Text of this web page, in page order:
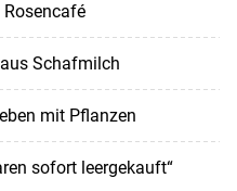
Schafmilch
mit Pflanzen
sofort leergekauft“